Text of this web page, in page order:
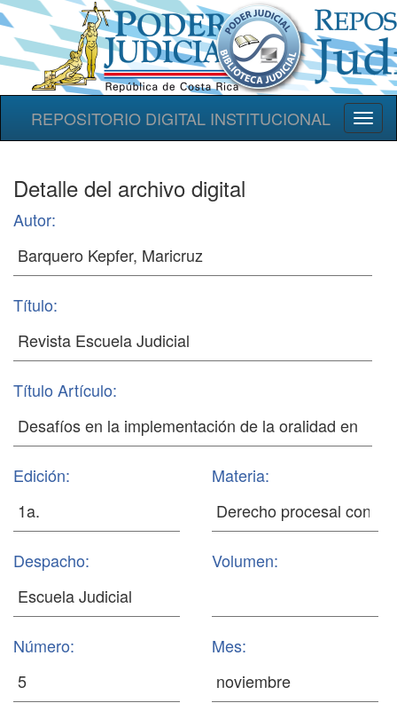
REPOSITORIO DIGITAL INSTITUCIONAL
Detalle del archivo digital
Autor:
Título:
Título Artículo:
Edición: Materia:
Despacho: Volumen:
Número: Mes: